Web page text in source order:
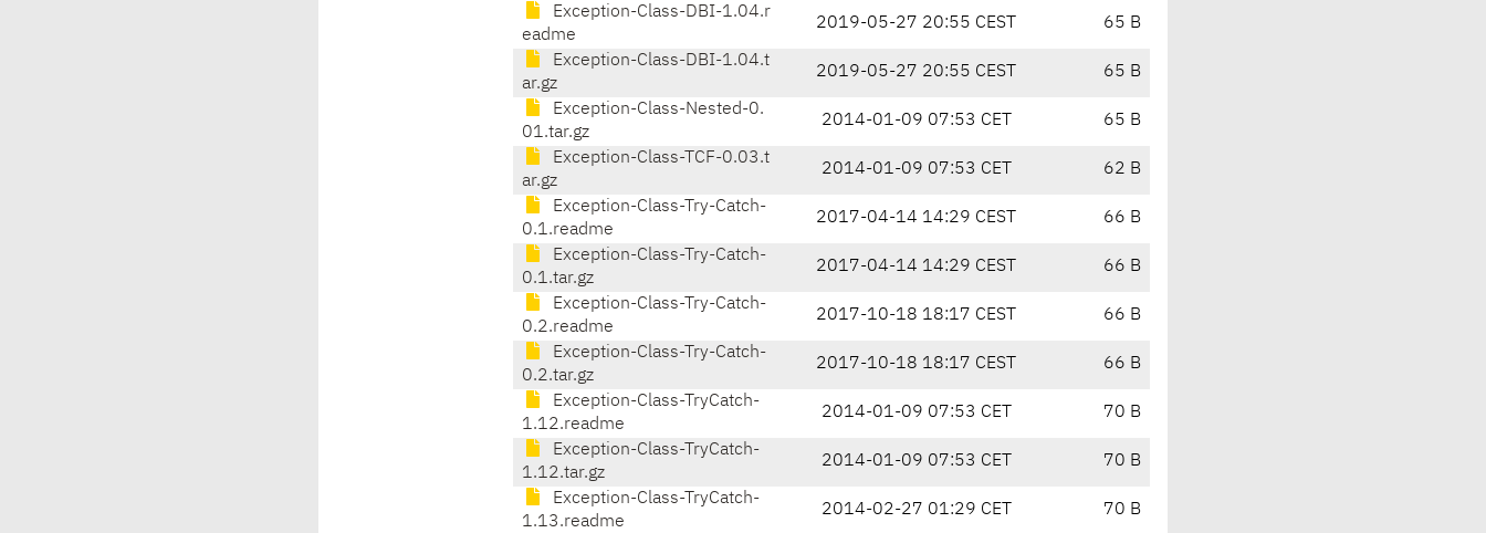
Exception-Class-DBI-1.04.r
eadme
2019-05-27 20:55 CEST 65 B
Exception-Class-DBI-1.04.t
ar.gz
2019-05-27 20:55 CEST 65 B
Exception-Class-Nested-0.
01.tar.gz
2014-01-09 07:53 CET 65 B
Exception-Class-TCF-0.03.t
ar.gz
2014-01-09 07:53 CET 62 B
Exception-Class-Try-Catch-
0.1.readme
2017-04-14 14:29 CEST 66 B
Exception-Class-Try-Catch-
0.1.tar.gz
2017-04-14 14:29 CEST 66 B
Exception-Class-Try-Catch-
0.2.readme
2017-10-18 18:17 CEST 66 B
Exception-Class-Try-Catch-
0.2.tar.gz
2017-10-18 18:17 CEST 66 B
Exception-Class-TryCatch-
1.12.readme
2014-01-09 07:53 CET 70 B
Exception-Class-TryCatch-
1.12.tar.gz
2014-01-09 07:53 CET 70 B
Exception-Class-TryCatch-
1.13.readme
2014-02-27 01:29 CET 70 B